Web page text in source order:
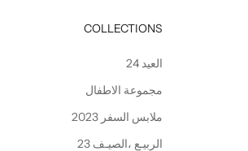
COLLECTIONS
العيد 24
مجموعة الاطفال
ملابس السفر 2023
الربيـع ،الصيـف 23